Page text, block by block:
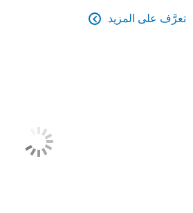
تعرَّف على المزيد 